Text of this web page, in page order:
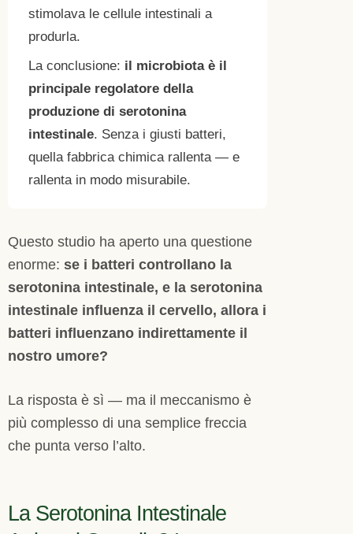
stimolava le cellule intestinali a
produrla.
La conclusione: il microbiota è il
principale regolatore della
produzione di serotonina
intestinale. Senza i giusti batteri,
quella fabbrica chimica rallenta — e
rallenta in modo misurabile.
Questo studio ha aperto una questione
enorme: se i batteri controllano la
serotonina intestinale, e la serotonina
intestinale influenza il cervello, allora i
batteri influenzano indirettamente il
nostro umore?
La risposta è sì — ma il meccanismo è
più complesso di una semplice freccia
che punta verso l’alto.
La Serotonina Intestinale